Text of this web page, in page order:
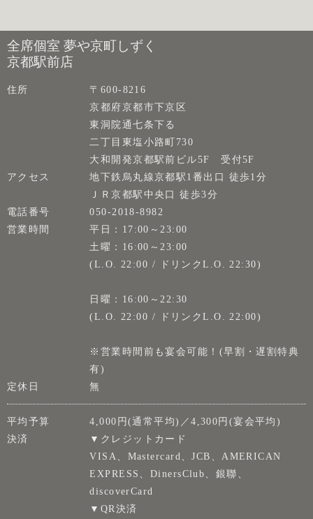
全席個室 夢や京町しずく
京都駅前店
住所
〒600-8216
京都府京都市下京区
東洞院通七条下る
二丁目東塩小路町730
大和開発京都駅前ビル5F 受付5F
アクセス
地下鉄烏丸線京都駅1番出口 徒歩1分
ＪＲ京都駅中央口 徒歩3分
電話番号
050-2018-8982
営業時間
平日：17:00～23:00
土曜：16:00～23:00
(L.O. 22:00 / ドリンクL.O. 22:30)
日曜：16:00～22:30
(L.O. 22:00 / ドリンクL.O. 22:00)
※営業時間前も宴会可能！(早割・遅割特典
有)
定休日
無
平均予算
4,000円(通常平均)／4,300円(宴会平均)
決済
▼クレジットカード
VISA、Mastercard、JCB、AMERICAN
EXPRESS、DinersClub、銀聯、
discoverCard
▼QR決済